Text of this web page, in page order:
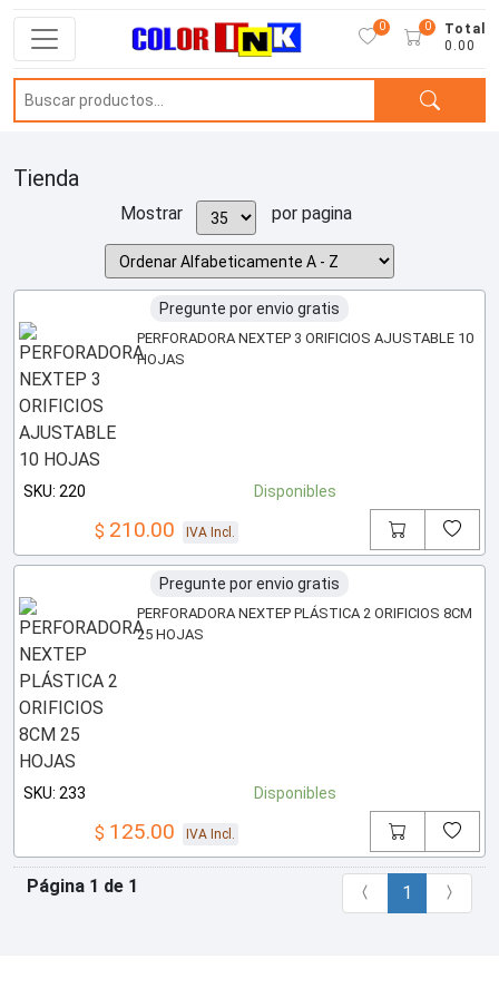
0
Total
0.00
0
Tienda
Mostrar por pagina
Pregunte por envio gratis
PERFORADORA NEXTEP 3 ORIFICIOS AJUSTABLE 10
HOJAS
SKU: 220 Disponibles
$ 210.00 IVA Incl.
Pregunte por envio gratis
PERFORADORA NEXTEP PLÁSTICA 2 ORIFICIOS 8CM
25 HOJAS
SKU: 233 Disponibles
$ 125.00 IVA Incl.
Página 1 de 1 1